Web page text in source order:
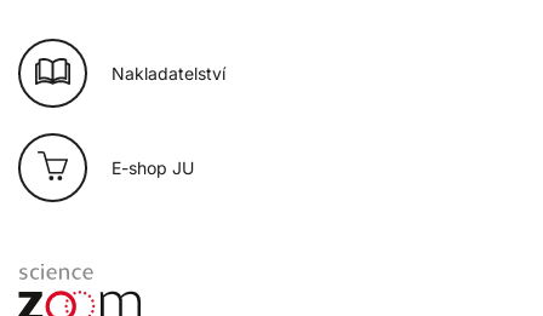
Nakladatelství
E-shop JU